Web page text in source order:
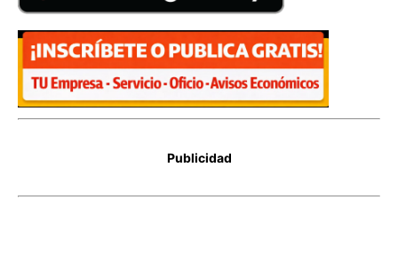
Publicidad